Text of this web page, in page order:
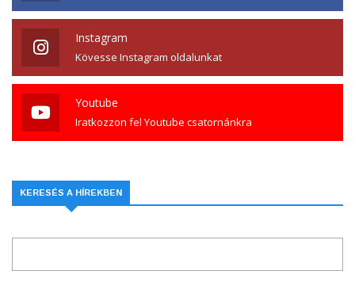
Instagram
Kövesse Instagram oldalunkat
Youtube
Iratkozzon fel Youtube csatornánkra
KERESÉS A HÍREKBEN